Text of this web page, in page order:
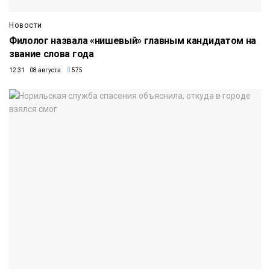
Новости
Филолог назвала «нишевый» главным кандидатом на
звание слова года
12:31 08 августа 575